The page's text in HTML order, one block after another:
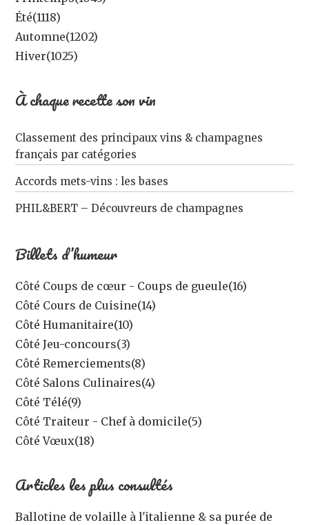
Été(1118)
Automne(1202)
Hiver(1025)
À chaque recette son vin
Classement des principaux vins & champagnes
français par catégories
Accords mets-vins : les bases
PHIL&BERT – Découvreurs de champagnes
Billets d’humeur
Côté Coups de cœur - Coups de gueule(16)
Côté Cours de Cuisine(14)
Côté Humanitaire(10)
Côté Jeu-concours(3)
Côté Remerciements(8)
Côté Salons Culinaires(4)
Côté Télé(9)
Côté Traiteur - Chef à domicile(5)
Côté Vœux(18)
Articles les plus consultés
Ballotine de volaille à l'italienne & sa purée de